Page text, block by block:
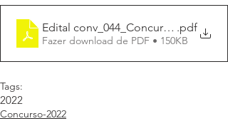
Edital conv_044_Concurso_012022
.pdf
Fazer download de PDF • 150KB
Tags:
2022
Concurso-2022